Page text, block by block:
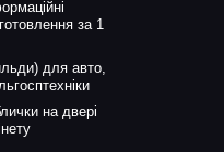
за 1
для авто,
на двері